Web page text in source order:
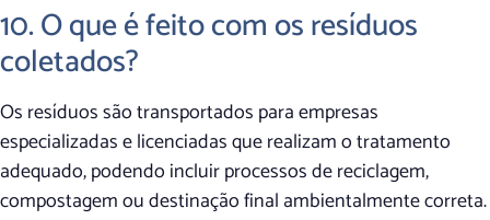
10. O que é feito com os resíduos
coletados?
Os resíduos são transportados para empresas
especializadas e licenciadas que realizam o tratamento
adequado, podendo incluir processos de reciclagem,
compostagem ou destinação final ambientalmente correta.